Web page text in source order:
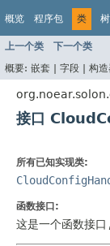
概览 程序包 类 树
上一个类 下一个类
概要: 嵌套 | 字段 | 构
接口
所有已知实现类:
函数接口:
这是一个函数接